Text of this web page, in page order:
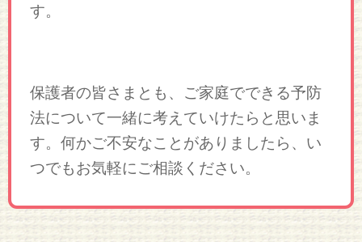
す。
保護者の皆さまとも、ご家庭でできる予防
法について一緒に考えていけたらと思いま
す。何かご不安なことがありましたら、い
つでもお気軽にご相談ください。